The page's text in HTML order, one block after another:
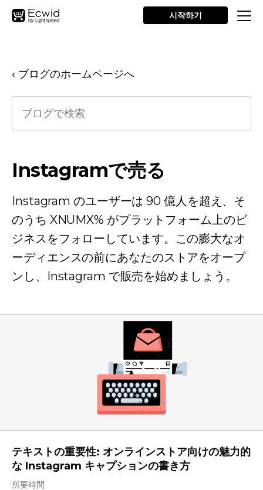
시작하기
‹ ブログのホームページへ
Instagramで売る
Instagram のユーザーは 90 億人を超え、そ
のうち XNUMX% がプラットフォーム上のビ
ジネスをフォローしています。この膨大なオ
ーディエンスの前にあなたのストアをオープ
ンし、Instagram で販売を始めましょう。
テキストの重要性: オンラインストア向けの魅力的
な Instagram キャプションの書き方
所要時間